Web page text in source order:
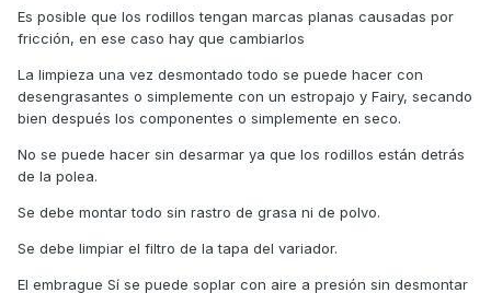
una limpieza de esa zona, sin desarmar ayudaria en algo?
con que se limpia ? desengrasantes?
agradezco un monton vuestras opiniones.
un saludo.
Es posible que los rodillos tengan marcas planas causadas por
fricción, en ese caso hay que cambiarlos
La limpieza una vez desmontado todo se puede hacer con
desengrasantes o simplemente con un estropajo y Fairy, secando
bien después los componentes o simplemente en seco.
No se puede hacer sin desarmar ya que los rodillos están detrás
de la polea.
Se debe montar todo sin rastro de grasa ni de polvo.
Se debe limpiar el filtro de la tapa del variador.
El embrague Sí se puede soplar con aire a presión sin desmontar